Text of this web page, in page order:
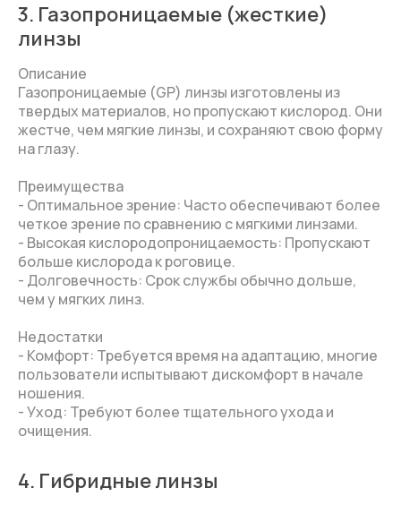
3. Газопроницаемые (жесткие)
линзы
Описание
Газопроницаемые (GP) линзы изготовлены из
твердых материалов, но пропускают кислород. Они
жестче, чем мягкие линзы, и сохраняют свою форму
на глазу.
Преимущества
- Оптимальное зрение: Часто обеспечивают более
четкое зрение по сравнению с мягкими линзами.
- Высокая кислородопроницаемость: Пропускают
больше кислорода к роговице.
- Долговечность: Срок службы обычно дольше,
чем у мягких линз.
Недостатки
- Комфорт: Требуется время на адаптацию, многие
пользователи испытывают дискомфорт в начале
ношения.
- Уход: Требуют более тщательного ухода и
очищения.
4. Гибридные линзы